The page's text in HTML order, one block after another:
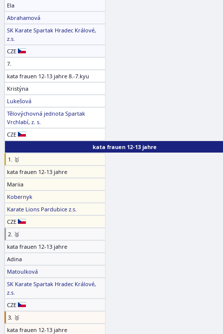
Ela
Abrahamová
SK Karate Spartak Hradec Králové,
z.s.
CZE
7.
kata frauen 12-13 jahre 8.-7.kyu
Kristýna
Lukešová
Tělovýchovná jednota Spartak
Vrchlabí, z. s.
CZE
kata frauen 12-13 jahre
1. 🥇
kata frauen 12-13 jahre
Mariia
Kobernyk
Karate Lions Pardubice z.s.
CZE
2. 🥈
kata frauen 12-13 jahre
Adina
Matoulková
SK Karate Spartak Hradec Králové,
z.s.
CZE
3. 🥉
kata frauen 12-13 jahre